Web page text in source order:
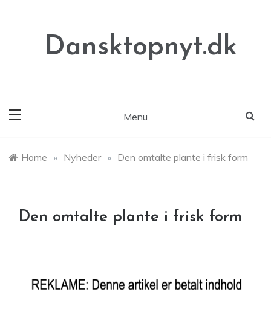
Dansktopnyt.dk
Menu
Home » Nyheder » Den omtalte plante i frisk form
Den omtalte plante i frisk form